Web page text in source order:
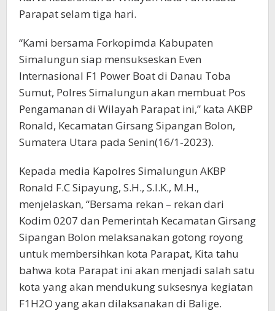
Parapat selam tiga hari.
“Kami bersama Forkopimda Kabupaten
Simalungun siap mensukseskan Even
Internasional F1 Power Boat di Danau Toba
Sumut, Polres Simalungun akan membuat Pos
Pengamanan di Wilayah Parapat ini,” kata AKBP
Ronald, Kecamatan Girsang Sipangan Bolon,
Sumatera Utara pada Senin(16/1-2023).
Kepada media Kapolres Simalungun AKBP
Ronald F.C Sipayung, S.H., S.I.K., M.H.,
menjelaskan, “Bersama rekan – rekan dari
Kodim 0207 dan Pemerintah Kecamatan Girsang
Sipangan Bolon melaksanakan gotong royong
untuk membersihkan kota Parapat, Kita tahu
bahwa kota Parapat ini akan menjadi salah satu
kota yang akan mendukung suksesnya kegiatan
F1H2O yang akan dilaksanakan di Balige.